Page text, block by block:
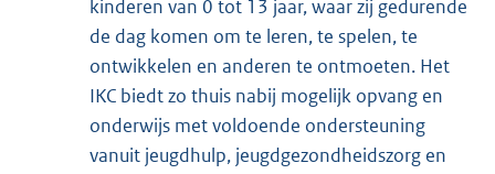
kinderen van 0 tot 13 jaar, waar zij gedurende
de dag komen om te leren, te spelen, te
ontwikkelen en anderen te ontmoeten. Het
IKC biedt zo thuis nabij mogelijk opvang en
onderwijs met voldoende ondersteuning
vanuit jeugdhulp, jeugdgezondheidszorg en